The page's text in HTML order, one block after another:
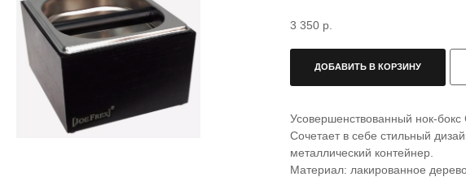
3 350 р.
ДОБАВИТЬ В КОРЗИНУ
Усовершенствованный нок-бокс
Сочетает в себе стильный
металлический контейнер.
Материал: лакированное